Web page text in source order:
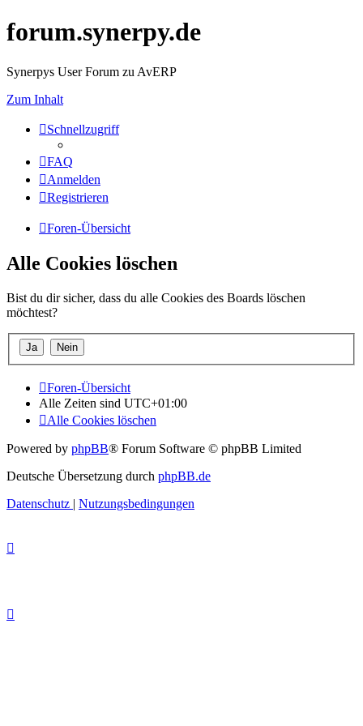
forum.synerpy.de
Synerpys User Forum zu AvERP
Zum Inhalt
Schnellzugriff
FAQ
Anmelden
Registrieren
Foren-Übersicht
Alle Cookies löschen
Bist du dir sicher, dass du alle Cookies des Boards löschen
möchtest?
Foren-Übersicht
Alle Zeiten sind UTC+01:00
Alle Cookies löschen
Powered by phpBB® Forum Software © phpBB Limited
Deutsche Übersetzung durch phpBB.de
Datenschutz | Nutzungsbedingungen